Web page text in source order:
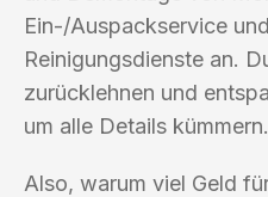
Ein-/Auspackservice
Reinigungsdienste an.
zurücklehnen und
um alle Details kümmern.
Also, warum viel Geld